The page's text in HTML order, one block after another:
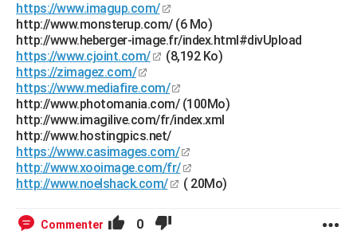
https://www.imagup.com/
http://www.monsterup.com/ (6 Mo)
http://www.heberger-image.fr/index.html#divUpload
https://www.cjoint.com/
(8,192 Ko)
https://zimagez.com/
https://www.mediafire.com/
http://www.photomania.com/ (100Mo)
http://www.imagilive.com/fr/index.xml
http://www.hostingpics.net/
https://www.casimages.com/
http://www.xooimage.com/fr/
http://www.noelshack.com/
( 20Mo)
Commenter 0